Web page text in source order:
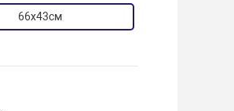
66х43см